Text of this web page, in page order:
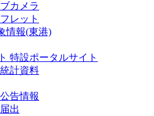
カメラ
レット
情報(東港)
特設ポータルサイト
計資料
告情報
出